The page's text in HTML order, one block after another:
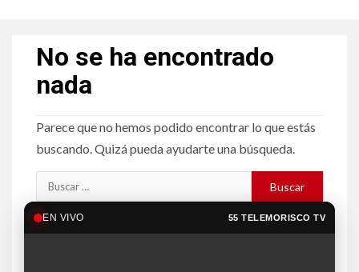
No se ha encontrado
nada
Parece que no hemos podido encontrar lo que estás
buscando. Quizá pueda ayudarte una búsqueda.
EN VIVO 55 TELEMORISCO TV